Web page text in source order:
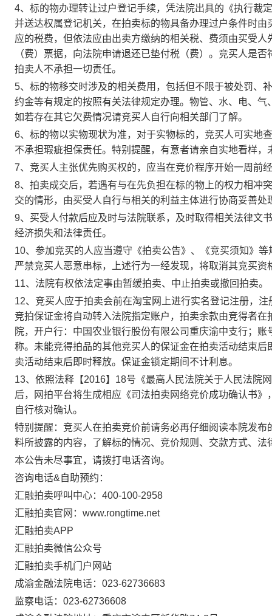
4、 标的物办理转让过户登记手续，凭法院出具的《执行裁
并送达权属登记机关，在拍卖标的物具备办理过户条件时由
应的税费，但依法应由出卖方缴纳的相关税、费须由买受
（费）票据，向法院申请退还已垫付税（费）。竞买人是
拍卖人不承担一切责任。
5、 标的物移交时涉及的相关费用，包括但不限于被处罚、
约金等有规定的按照有关法律规定办理。物管、水、电、气
如若存在其它欠费情况请竞买人自行向相关部门了解。
6、标的物以实物现状为准，对于实物标的，竞买人可实地
不承担瑕疵担保责任。特别提醒，有意者请亲自实地看样
7、竞买人主张优先购买权的，应当在竞价程序开始一周前
8、拍卖成交后，若遇有与在先负担在标的物上的权力相冲
交的情形，由买受人自行与相关的利益主体进行协商妥善
9、买受人付款后应及时与法院联系，及时取得相关法律文
经济损失和法律责任。
10、参加竞买的人应当遵守《拍卖公告》、《竞买须知》
严禁竞买人恶意串标，上述行为一经发现，将取消其竞买资
11、法院有权依法定事由暂缓拍卖、中止拍卖或撤回拍卖。
12、竞买人应于拍卖会前在淘宝网上进行实名登记注册，
竞拍保证金将自动转入法院指定账户，拍卖余款由竞得者在
院，开户行：中国农业银行股份有限公司重庆渝中支行；账
称。未能竞得拍品的其他竞买人的保证金在拍卖活动结束
卖活动结束后即时释放。保证金锁定期间不计利息。
13、依照法释【2016】 18号《最高人民法院关于人民法院
后，网拍平台将生成相应《司法拍卖网络竞价成功确认书
自行核对确认。
特别提醒：竞买人在拍卖竞价前请务必再仔细阅读本院发
料所披露的内容，了解标的情况、竞价规则、交款方式、
本公告未尽事宜，请拨打电话咨询。
咨询电话&自助预约：
汇融拍卖呼叫中心： 400-100-2958
汇融拍卖官网： www.rongtime.net
汇融拍卖APP
汇融拍卖微信公众号
汇融拍卖手机门户网站
成渝金融法院电话： 023-62736683
监察电话： 023-62736608